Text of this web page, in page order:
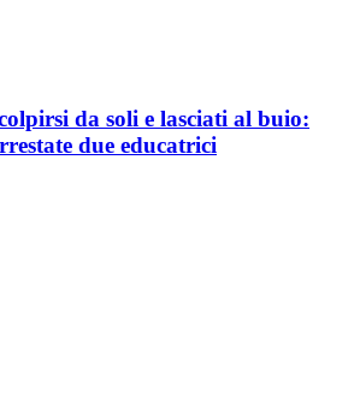
da soli e lasciati al buio:
due educatrici